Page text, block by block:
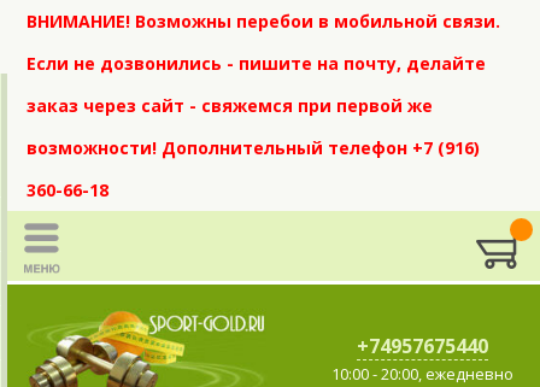
ВНИМАНИЕ! Возможны перебои в мобильной связи.
Если не дозвонились - пишите на почту, делайте
заказ через сайт - свяжемся при первой же
возможности! Дополнительный телефон +7 (916)
360-66-18
+74957675440
10:00 - 20:00, ежедневно